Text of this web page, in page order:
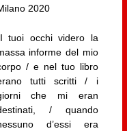
2020
tuoi occhi videro la
informe del mio
/ e nel tuo libro
tutti scritti / i
che mi eran
/ quando
d’essi era